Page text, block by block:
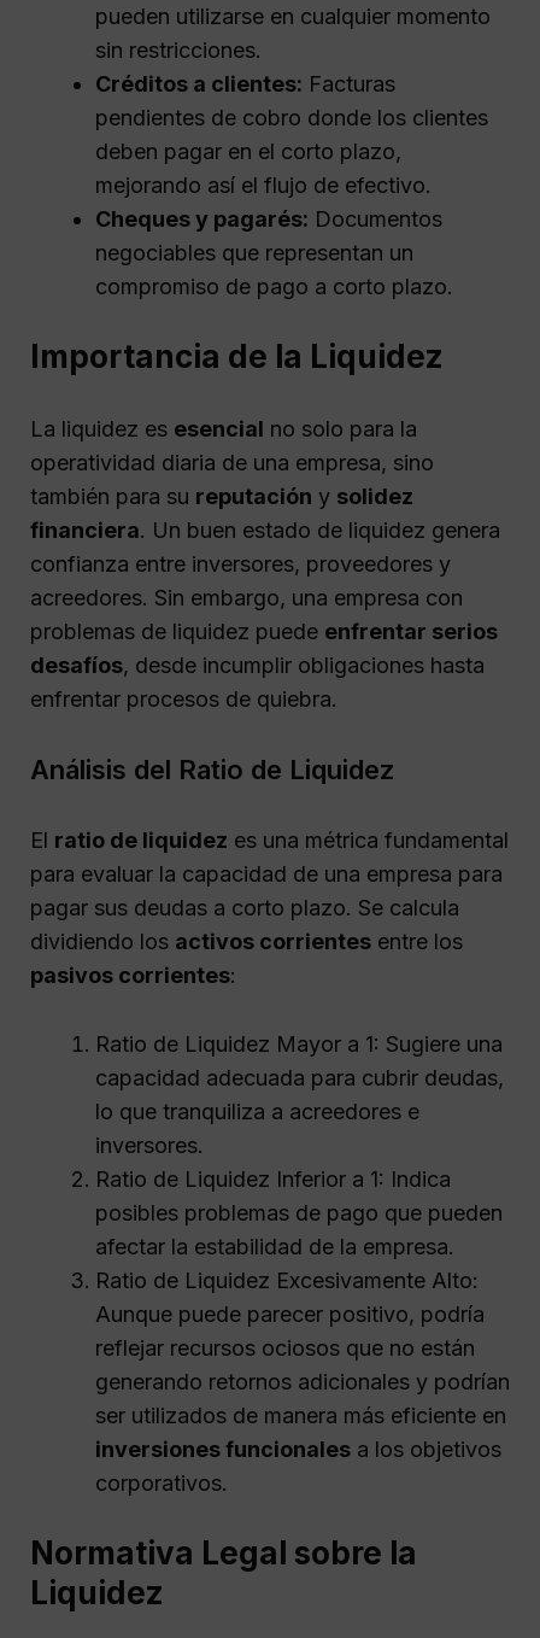
pueden utilizarse en cualquier momento
sin restricciones.
Créditos a clientes: Facturas
pendientes de cobro donde los clientes
deben pagar en el corto plazo,
mejorando así el flujo de efectivo.
Cheques y pagarés: Documentos
negociables que representan un
compromiso de pago a corto plazo.
Importancia de la Liquidez
La liquidez es esencial no solo para la
operatividad diaria de una empresa, sino
también para su reputación y solidez
financiera. Un buen estado de liquidez genera
confianza entre inversores, proveedores y
acreedores. Sin embargo, una empresa con
problemas de liquidez puede enfrentar serios
desafíos, desde incumplir obligaciones hasta
enfrentar procesos de quiebra.
Análisis del Ratio de Liquidez
El ratio de liquidez es una métrica fundamental
para evaluar la capacidad de una empresa para
pagar sus deudas a corto plazo. Se calcula
dividiendo los activos corrientes entre los
pasivos corrientes:
Ratio de Liquidez Mayor a 1: Sugiere una
capacidad adecuada para cubrir deudas,
lo que tranquiliza a acreedores e
inversores.
Ratio de Liquidez Inferior a 1: Indica
posibles problemas de pago que pueden
afectar la estabilidad de la empresa.
Ratio de Liquidez Excesivamente Alto:
Aunque puede parecer positivo, podría
reflejar recursos ociosos que no están
generando retornos adicionales y podrían
ser utilizados de manera más eficiente en
inversiones funcionales a los objetivos
corporativos.
Normativa Legal sobre la
Liquidez